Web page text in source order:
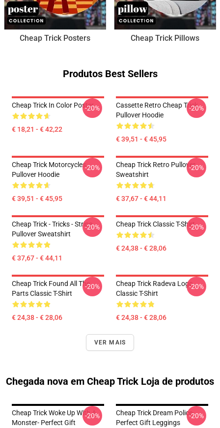
Cheap Trick Posters Cheap Trick Pillows
Produtos Best Sellers
Cheap Trick In Color Poster
€ 18,21 - € 42,22
-20%
Cassette Retro Cheap Trick
Pullover Hoodie
€ 39,51 - € 45,95
-20%
Cheap Trick Motorcycles
Pullover Hoodie
€ 39,51 - € 45,95
-20%
Cheap Trick Retro Pullover
Sweatshirt
€ 37,67 - € 44,11
-20%
Cheap Trick - Tricks - Stripe
Pullover Sweatshirt
€ 37,67 - € 44,11
-20% Cheap Trick Classic T-Shirt
€ 24,38 - € 28,06
-20%
Cheap Trick Found All The
Parts Classic T-Shirt
€ 24,38 - € 28,06
-20%
Cheap Trick Radeva Logo
Classic T-Shirt
€ 24,38 - € 28,06
-20%
VER MAIS
Chegada nova em Cheap Trick Loja de produtos
Cheap Trick Woke Up With A
Monster- Perfect Gift
-20%
Cheap Trick Dream Police-
Perfect Gift Leggings
-20%